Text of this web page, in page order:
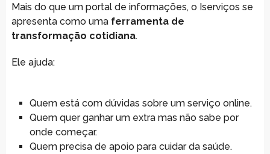
Mais do que um portal de informações, o Iserviços se
apresenta como uma ferramenta de
transformação cotidiana.
Ele ajuda:
Quem está com dúvidas sobre um serviço online.
Quem quer ganhar um extra mas não sabe por
onde começar.
Quem precisa de apoio para cuidar da saúde.